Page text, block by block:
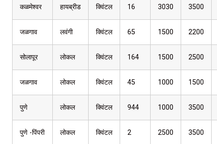
कळमेश्वर हायब्रीड क्विंटल 16 3030 3500
जळगाव लवंगी क्विंटल 65 1500 2200
सोलापूर लोकल क्विंटल 164 1500 2500
जळगाव लोकल क्विंटल 45 1000 1500
पुणे लोकल क्विंटल 944 1000 3500
पुणे -पिंपरी लोकल क्विंटल 2 2500 3500